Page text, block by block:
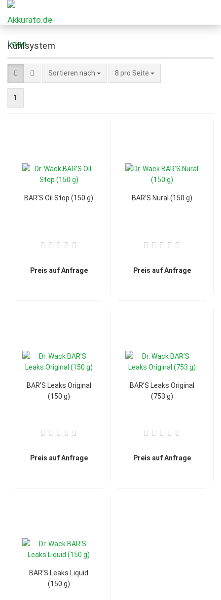
Kühlsystem
Sortieren nach 8 pro Seite
1
BAR’S Oil Stop (150 g)
Preis auf Anfrage
BAR’S Nural (150 g)
Preis auf Anfrage
BAR’S Leaks Original
(150 g)
Preis auf Anfrage
BAR’S Leaks Original
(753 g)
Preis auf Anfrage
BAR’S Leaks Liquid
(150 g)